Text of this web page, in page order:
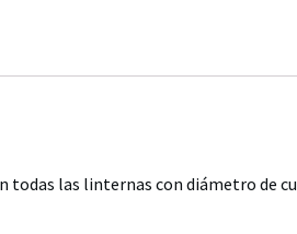
las linternas con diámetro de